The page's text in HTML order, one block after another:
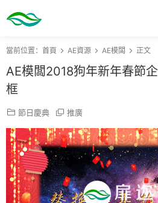
當前位置： 首頁 AE資源 AE模闆 正文
AE模闆2018狗年新年春節
框
節日慶典 推廣